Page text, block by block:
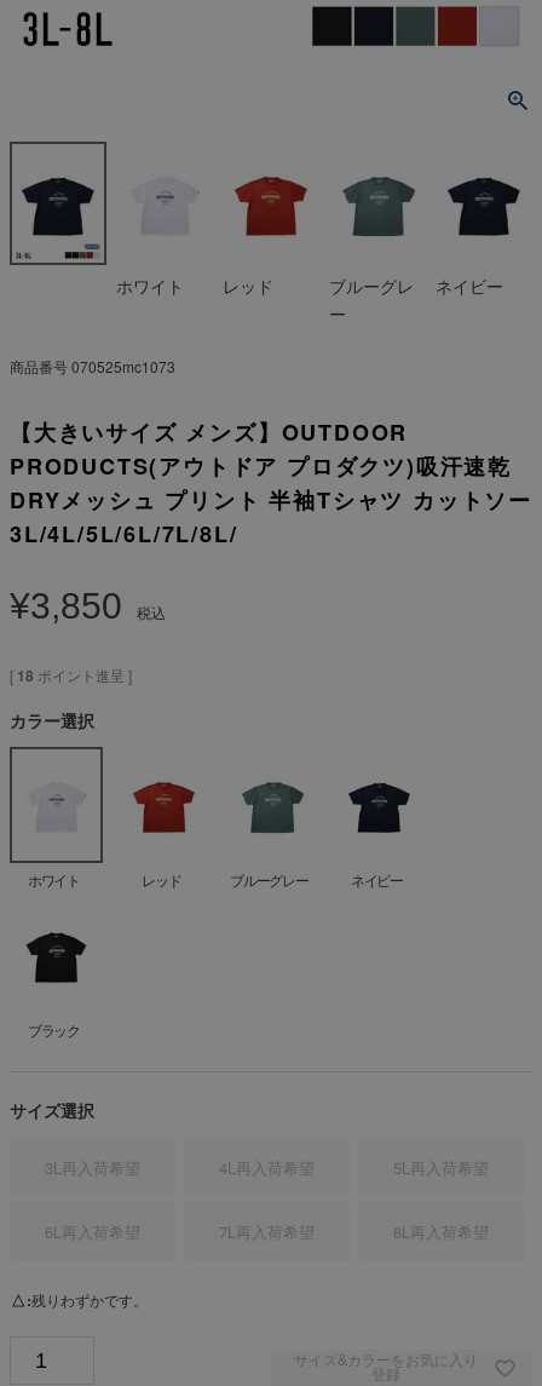
ホワイト レッド
ブルーグレ
ー
ネイビー
商品番号070525mc1073
【大きいサイズ メンズ】OUTDOOR
PRODUCTS(アウトドア プロダクツ)吸汗速乾
DRYメッシュ プリント 半袖Tシャツ カットソー
3L/4L/5L/6L/7L/8L/
¥3,850 税込
[ 18 ポイント進呈 ]
カラー選択
ホワイト レッド ブルーグレー ネイビー
ブラック
サイズ選択
3L再入荷希望 4L再入荷希望 5L再入荷希望
6L再入荷希望 7L再入荷希望 8L再入荷希望
△ 残りわずかです。
サイズ&カラーをお気に入り
登録